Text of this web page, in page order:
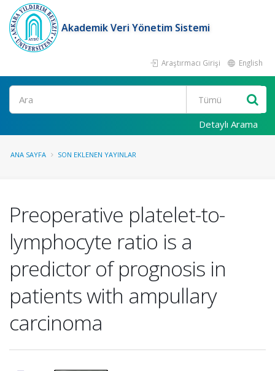
Akademik Veri Yönetim Sistemi
Araştırmacı Girişi English
Ara
Detaylı Arama
ANA SAYFA SON EKLENEN YAYINLAR
Preoperative platelet-to-
lymphocyte ratio is a
predictor of prognosis in
patients with ampullary
carcinoma